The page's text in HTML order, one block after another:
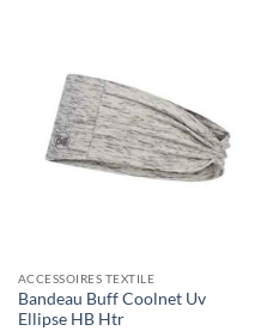
ACCESSOIRES TEXTILE
Bandeau Buff Coolnet Uv
Ellipse HB Htr